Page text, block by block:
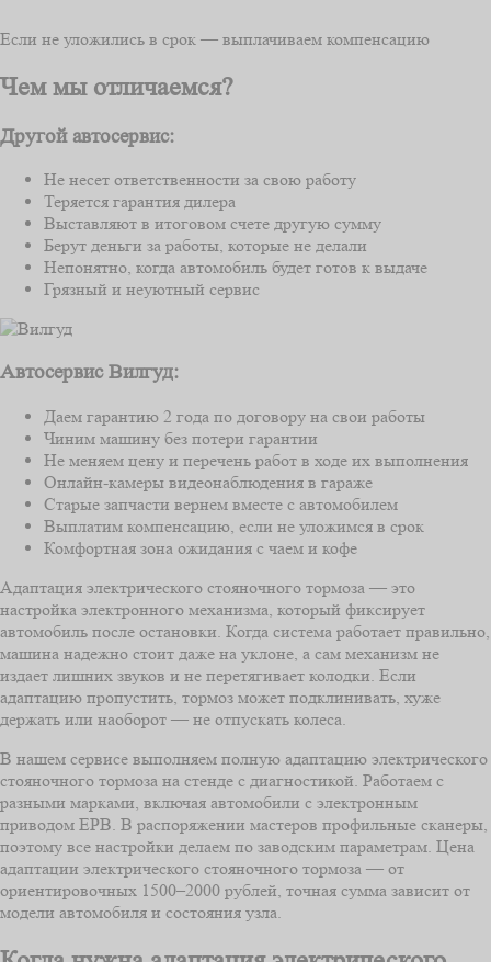
Если не уложились в срок — выплачиваем компенсацию
Чем мы отличаемся?
Другой автосервис:
Не несет ответственности за свою работу
Теряется гарантия дилера
Выставляют в итоговом счете другую сумму
Берут деньги за работы, которые не делали
Непонятно, когда автомобиль будет готов к выдаче
Грязный и неуютный сервис
Автосервис Вилгуд:
Даем гарантию 2 года по договору на свои работы
Чиним машину без потери гарантии
Не меняем цену и перечень работ в ходе их выполнения
Онлайн-камеры видеонаблюдения в гараже
Старые запчасти вернем вместе с автомобилем
Выплатим компенсацию, если не уложимся в срок
Комфортная зона ожидания с чаем и кофе
Адаптация электрического стояночного тормоза — это
настройка электронного механизма, который фиксирует
автомобиль после остановки. Когда система работает правильно,
машина надежно стоит даже на уклоне, а сам механизм не
издает лишних звуков и не перетягивает колодки. Если
адаптацию пропустить, тормоз может подклинивать, хуже
держать или наоборот — не отпускать колеса.
В нашем сервисе выполняем полную адаптацию электрического
стояночного тормоза на стенде с диагностикой. Работаем с
разными марками, включая автомобили с электронным
приводом EPB. В распоряжении мастеров профильные сканеры,
поэтому все настройки делаем по заводским параметрам. Цена
адаптации электрического стояночного тормоза — от
ориентировочных 1500–2000 рублей, точная сумма зависит от
модели автомобиля и состояния узла.